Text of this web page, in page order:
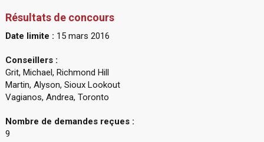
Résultats de concours
Date limite : 15 mars 2016
Conseillers :
Grit, Michael, Richmond Hill
Martin, Alyson, Sioux Lookout
Vagianos, Andrea, Toronto
Nombre de demandes reçues :
9